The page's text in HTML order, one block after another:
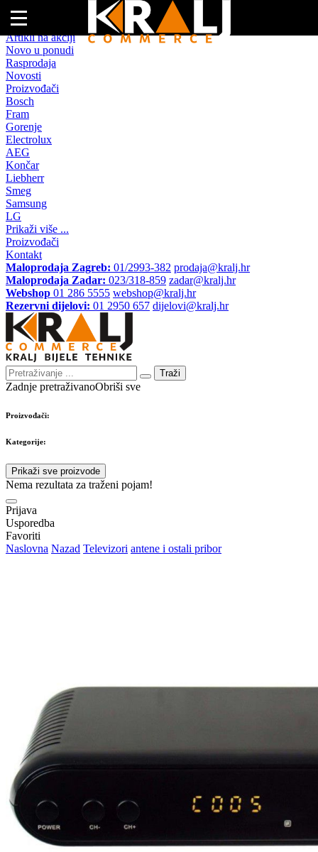
Naslovna
Artikli na akciji
Novo u ponudi
Rasprodaja
Novosti
Proizvođači
Bosch
Fram
Gorenje
Electrolux
AEG
Končar
Liebherr
Smeg
Samsung
LG
Prikaži više ...
Proizvođači
Kontakt
Maloprodaja Zagreb: 01/2993-382 prodaja@kralj.hr
Maloprodaja Zadar: 023/318-859 zadar@kralj.hr
Webshop 01 286 5555 webshop@kralj.hr
Rezervni dijelovi: 01 2950 657 dijelovi@kralj.hr
Traži
Zadnje pretraživanoObriši sve
Proizvođači:
Kategorije:
Prikaži sve proizvode
Nema rezultata za traženi pojam!
Prijava
Usporedba
Favoriti
Naslovna Nazad Televizori antene i ostali pribor